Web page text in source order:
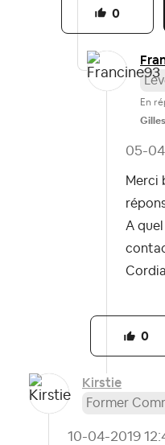
0
En
‎05-
Merci
A
0
Kirstie
Former
‎10-04-2019